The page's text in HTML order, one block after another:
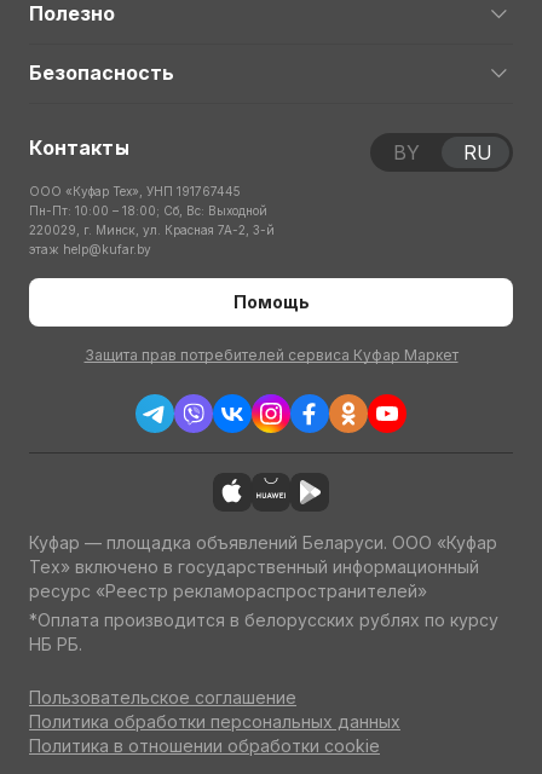
Полезно
Безопасность
Контакты
ООО «Куфар Тех», УНП 191767445
Пн-Пт: 10:00 – 18:00; Сб, Вс: Выходной
220029, г. Минск, ул. Красная 7А-2, 3-й
этаж help@kufar.by
Помощь
Защита прав потребителей сервиса Куфар Маркет
BY RU
Куфар — площадка объявлений Беларуси. ООО «Куфар
Тех» включено в государственный информационный
ресурс «Реестр рекламораспространителей»
*Оплата производится в белорусских рублях по курсу
НБ РБ.
Пользовательское соглашение
Политика обработки персональных данных
Политика в отношении обработки cookie